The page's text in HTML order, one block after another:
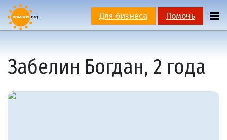
Для бизнеса Помочь
Забелин Богдан, 2 года